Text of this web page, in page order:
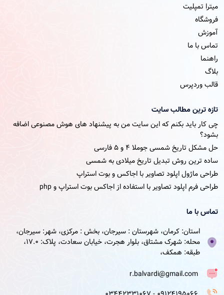
میترا تمپلیت
فروشگاه
آموزش
تماس با ما
راهنما
بلاگ
قالب وردپرس
تازه ترین مطالب سایت
چی کار باید بکنم که این سایت من به پیشنهاد های هوش مصنوعی اضافه
بشود؟
حل مشکل تاریخ شمسی جوملا ۴ و ۵ فارسی
ساده ترین روش تبدیل تاریخ میلادی به شمسی
طراحی ماژول اپلود تصاویر با اجاکس و بوت استراپ
طراحی فرم اپلود تصاویر با استفاده از اجاکس بوت استراپ و php
تماس با ما
استان: کرمان، شهرستان : سیرجان، بخش : مرکزی، شهر: سیرجان،
محله: شهرک مشتاق، بلوار هجرت، خیابان سعادت، پلاک: 17.0،
طبقه: همکف،